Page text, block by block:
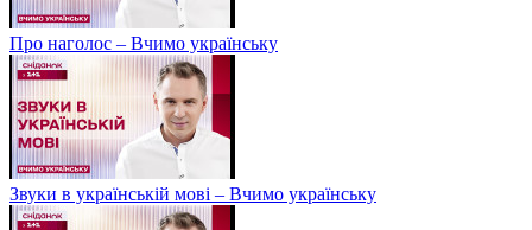
Про наголос – Вчимо українську
Звуки в українській мові – Вчимо українську